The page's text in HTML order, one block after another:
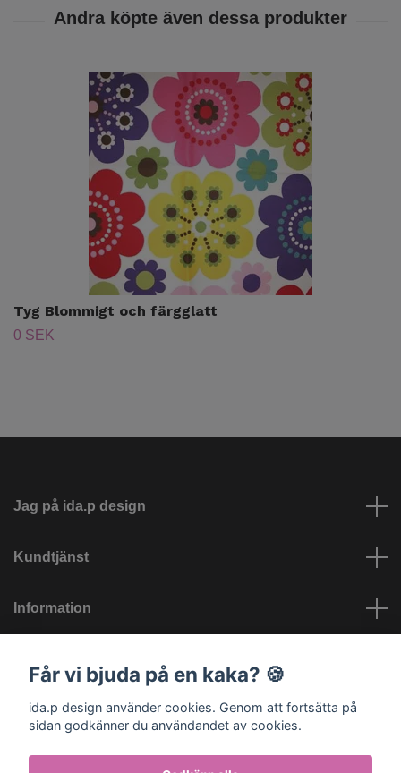
Tyg Blommigt och färgglatt
0 SEK
Jag på ida.p design
Kundtjänst
Information
Får vi bjuda på en kaka? 🍪
ida.p design använder cookies. Genom att fortsätta på
sidan godkänner du användandet av cookies.